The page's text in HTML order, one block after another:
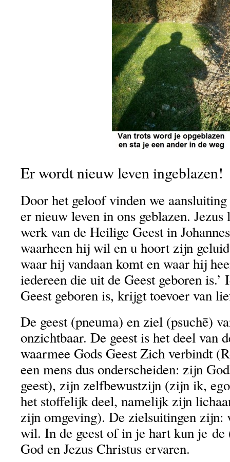
Er wordt nieuw leven ingeblazen!
Door het geloof vinden we
er nieuw leven in ons geblazen. Jezus
werk van de Heilige Geest in
waarheen hij wil en u hoort zijn
waar hij vandaan komt en waar hij
iedereen die uit de Geest geboren is.’
Geest geboren is, krijgt toevoer van
De geest (pneuma) en ziel (psuchē)
onzichtbaar. De geest is het deel van
waarmee Gods Geest Zich verbindt
een mens dus onderscheiden: zijn
geest), zijn zelfbewustzijn (zijn ik,
het stoffelijk deel, namelijk zijn
zijn omgeving). De zielsuitingen zijn:
wil. In de geest of in je hart kun je de
God en Jezus Christus ervaren.